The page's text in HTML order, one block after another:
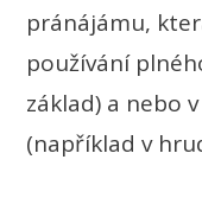
pránájámu,
používání
základ) a nebo
(například v